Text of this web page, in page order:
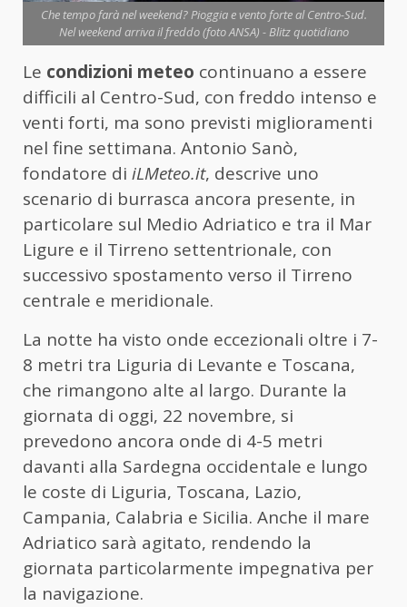
Che tempo farà nel weekend? Pioggia e vento forte al Centro-Sud.
Nel weekend arriva il freddo (foto ANSA) - Blitz quotidiano
Le condizioni meteo continuano a essere
difficili al Centro-Sud, con freddo intenso e
venti forti, ma sono previsti miglioramenti
nel fine settimana. Antonio Sanò,
fondatore di iLMeteo.it, descrive uno
scenario di burrasca ancora presente, in
particolare sul Medio Adriatico e tra il Mar
Ligure e il Tirreno settentrionale, con
successivo spostamento verso il Tirreno
centrale e meridionale.
La notte ha visto onde eccezionali oltre i 7-
8 metri tra Liguria di Levante e Toscana,
che rimangono alte al largo. Durante la
giornata di oggi, 22 novembre, si
prevedono ancora onde di 4-5 metri
davanti alla Sardegna occidentale e lungo
le coste di Liguria, Toscana, Lazio,
Campania, Calabria e Sicilia. Anche il mare
Adriatico sarà agitato, rendendo la
giornata particolarmente impegnativa per
la navigazione.